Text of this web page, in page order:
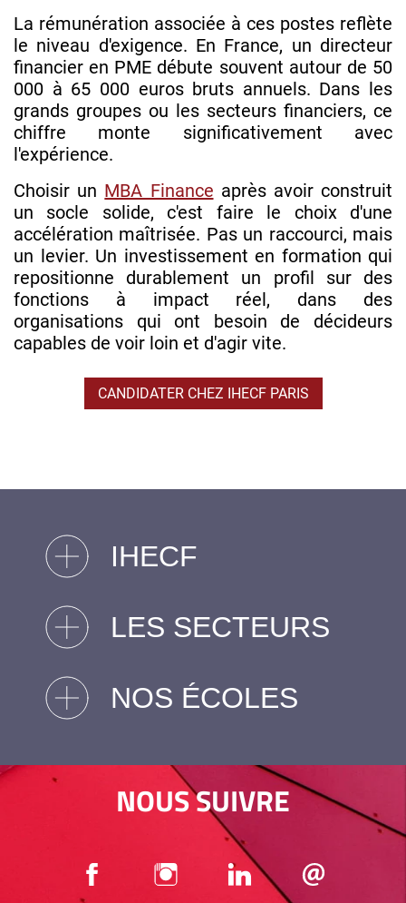
La rémunération associée à ces postes reflète
le niveau d'exigence. En France, un directeur
financier en PME débute souvent autour de 50
000 à 65 000 euros bruts annuels. Dans les
grands groupes ou les secteurs financiers, ce
chiffre monte significativement avec
l'expérience.
Choisir un MBA Finance après avoir construit
un socle solide, c'est faire le choix d'une
accélération maîtrisée. Pas un raccourci, mais
un levier. Un investissement en formation qui
repositionne durablement un profil sur des
fonctions à impact réel, dans des
organisations qui ont besoin de décideurs
capables de voir loin et d'agir vite.
CANDIDATER CHEZ IHECF PARIS
IHECF
LES SECTEURS
NOS ÉCOLES
NOUS SUIVRE